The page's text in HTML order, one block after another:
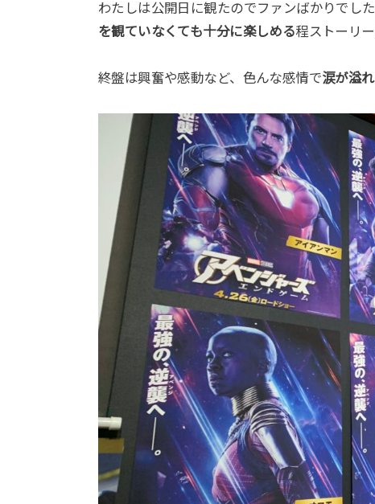
わたしは公開日に観たのでファンばかりでし
を観ていなくても十分に楽しめる程ストーリー
終盤は興奮や感動など、色んな感情で涙が溢